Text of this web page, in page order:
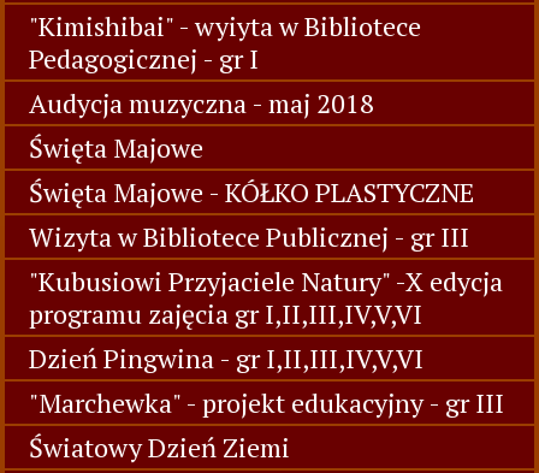
"Kimishibai" - wyiyta w Bibliotece
Pedagogicznej - gr I
Audycja muzyczna - maj 2018
Święta Majowe
Święta Majowe - KÓŁKO PLASTYCZNE
Wizyta w Bibliotece Publicznej - gr III
"Kubusiowi Przyjaciele Natury" -X edycja
programu zajęcia gr I,II,III,IV,V,VI
Dzień Pingwina - gr I,II,III,IV,V,VI
"Marchewka" - projekt edukacyjny - gr III
Światowy Dzień Ziemi